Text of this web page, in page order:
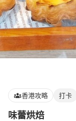
香港攻略 打卡
味蕾烘焙